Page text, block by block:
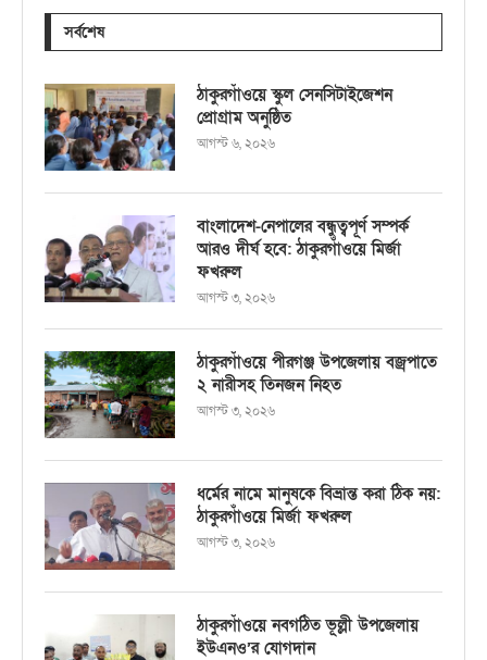
সর্বশেষ
ঠাকুরগাঁওয়ে স্কুল সেনসিটাইজেশন
প্রোগ্রাম অনুষ্ঠিত
আগস্ট ৬, ২০২৬
বাংলাদেশ-নেপালের বন্ধুত্বপূর্ণ সম্পর্ক
আরও দীর্ঘ হবে: ঠাকুরগাঁওয়ে মির্জা
ফখরুল
আগস্ট ৩, ২০২৬
ঠাকুরগাঁওয়ে পীরগঞ্জ উপজেলায় বজ্রপাতে
২ নারীসহ তিনজন নিহত
আগস্ট ৩, ২০২৬
ধর্মের নামে মানুষকে বিভ্রান্ত করা ঠিক নয়:
ঠাকুরগাঁওয়ে মির্জা ফখরুল
আগস্ট ৩, ২০২৬
ঠাকুরগাঁওয়ে নবগঠিত ভূল্লী উপজেলায়
ইউএনও’র যোগদান